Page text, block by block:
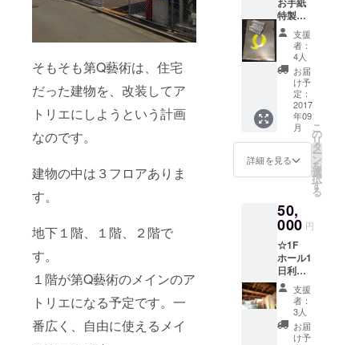
そもそも第Q藝術は、住宅
だった建物を、改装してア
トリエにしようという計画
なのです。
建物の中は３フロアありま
す。
地下１階、１階、２階で
す。
１階が第Q藝術のメインのア
トリエになる予定です。一
番広く、自由に使えるメイ
特製ク
リア
ファイ
15000
円分の
割引券
※割引券
は、カ
フェ利
用料、
公演入
場料、
アトリ
料に使
えま
す。
支援
者：
4人
お届
け予
定：
2017
年09
月
詳細を見る
こ
の
リ
タ
ー
ン
を
選
択
す
る
50,
000 円
☆1F
ホール1
日利用
権
（＋仕
込み日
として
追加1日
支援
者：
3人
お届
け予